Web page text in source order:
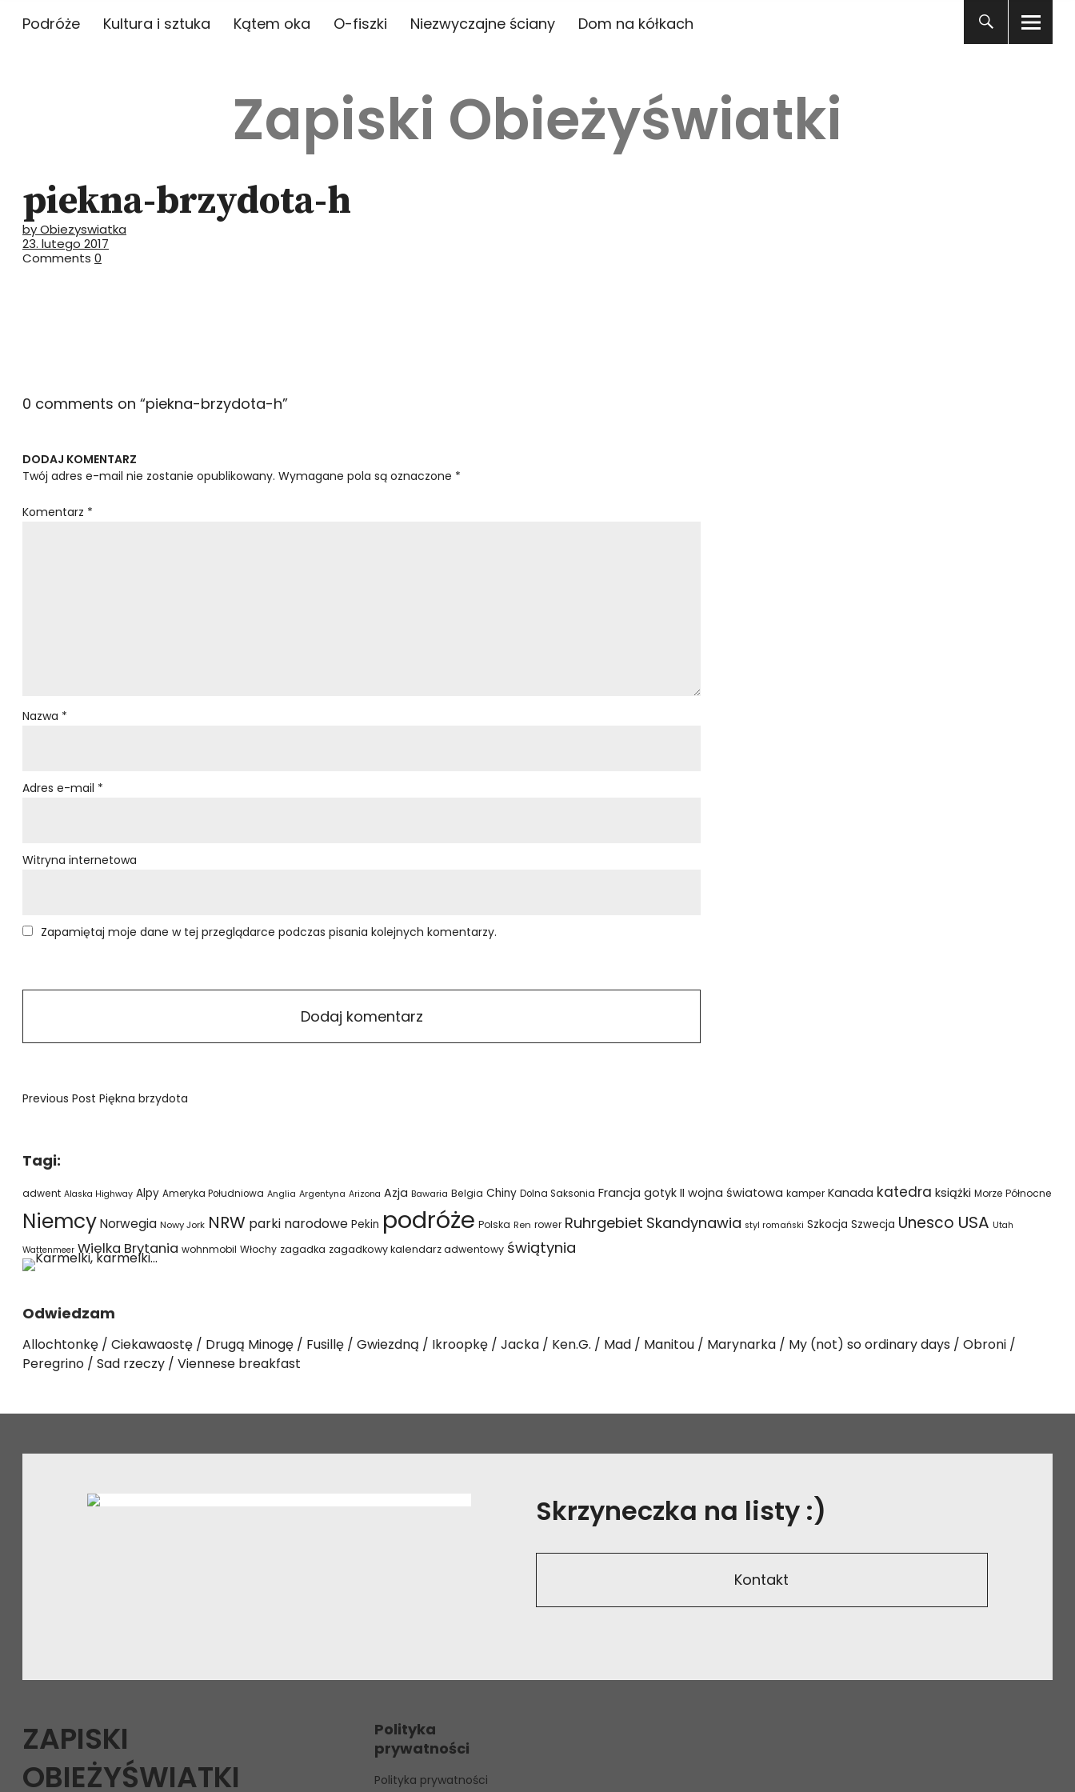
Podróże Kultura i sztuka Kątem oka O-fiszki Niezwyczajne ściany Dom na kółkach
Zapiski Obieżyświatki
piekna-brzydota-h
by Obiezyswiatka
23. lutego 2017
Comments 0
0 comments on “piekna-brzydota-h”
DODAJ KOMENTARZ
Twój adres e-mail nie zostanie opublikowany. Wymagane pola są oznaczone *
Komentarz *
Nazwa *
Adres e-mail *
Witryna internetowa
Zapamiętaj moje dane w tej przeglądarce podczas pisania kolejnych komentarzy.
Previous Post Piękna brzydota
Tagi:
adwent Alaska Highway Alpy Ameryka Południowa Anglia Argentyna Arizona Azja Bawaria Belgia Chiny Dolna Saksonia Francja gotyk II wojna światowa kamper Kanada katedra książki Morze Północne
NiemcyNorwegia Nowy Jork NRW parki narodowe Pekin podróże Polska Ren rower Ruhrgebiet Skandynawia styl romański Szkocja Szwecja Unesco USA Utah
Wattenmeer Wielka Brytania wohnmobil Włochy zagadka zagadkowy kalendarz adwentowy świątynia
Odwiedzam
Allochtonkę Ciekawaostę Drugą Minogę Fusillę Gwiezdną Ikroopkę Jacka Ken.G. Mad Manitou Marynarka My (not) so ordinary days
Obroni
Peregrino
Sad rzeczy Viennese breakfast
Skrzyneczka na listy :)
Kontakt
ZAPISKI
OBIEŻYŚWIATKI
Polityka
prywatności
Polityka prywatności